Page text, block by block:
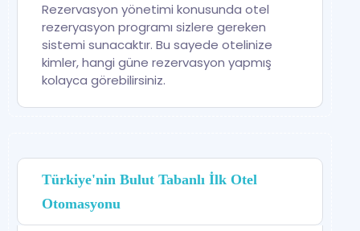
Rezervasyon yönetimi konusunda otel
rezeryasyon programı sizlere gereken
sistemi sunacaktır. Bu sayede otelinize
kimler, hangi güne rezervasyon yapmış
kolayca görebilirsiniz.
Türkiye'nin Bulut Tabanlı İlk Otel
Otomasyonu